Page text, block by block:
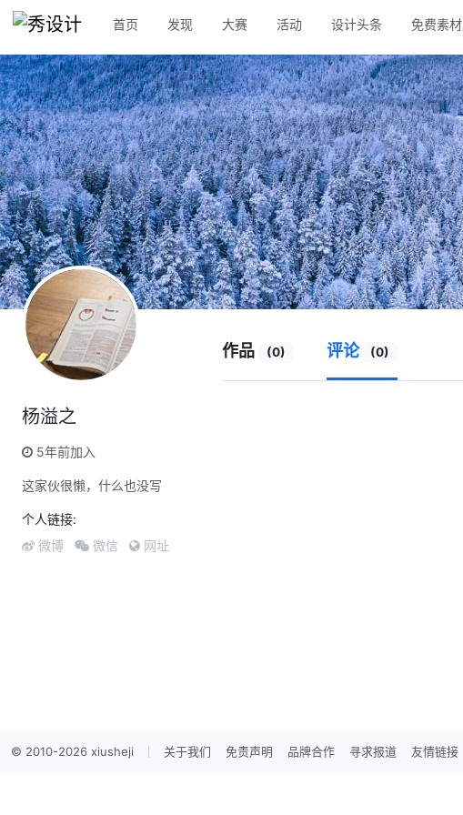
首页 发现 大赛 活动 设计头条 免费素材
杨溢之
5年前加入
这家伙很懒，什么也没写
个人链接:
微博 微信 网址
作品 (0) 评论 (0)
© 2010-2026 xiusheji 关于我们 免责声明 品牌合作 寻求报道 友情链接